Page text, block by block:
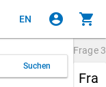
EN account_circle shopping_cart
Suchen
Frage
Fra